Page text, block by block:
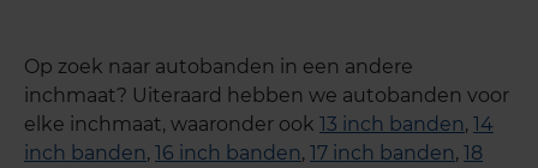
Op zoek naar autobanden in een andere
inchmaat? Uiteraard hebben we autobanden voor
elke inchmaat, waaronder ook 13 inch banden, 14
inch banden, 16 inch banden, 17 inch banden, 18